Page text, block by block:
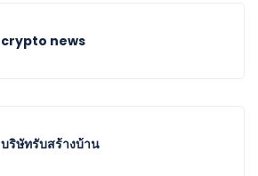
crypto news
บริษัทรับสร้างบ้าน